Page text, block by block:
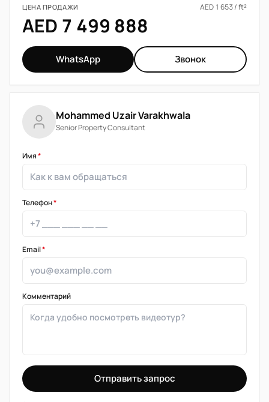
ЦЕНА ПРОДАЖИ AED 1 653 / ft²
AED 7 499 888
WhatsApp Звонок
Mohammed Uzair Varakhwala
Senior Property Consultant
Имя*
Телефон*
Email*
Комментарий
Отправить запрос